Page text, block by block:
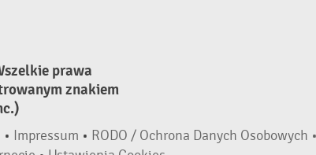
prawa
znakiem
• Impressum • RODO / Ochrona Danych Osobowych •